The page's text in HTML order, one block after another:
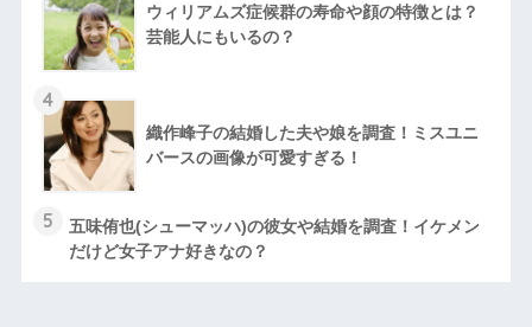
ウィリアムズ症候群の寿命や顔の特徴とは？
芸能人にもいるの？
4
織作峰子の結婚した夫や娘を調査！ミスユニ
バースの画像が可愛すぎる！
5
五味侑也(シューマッハ)の彼女や結婚を調査！イケメン
だけど女子アナ好きなの？